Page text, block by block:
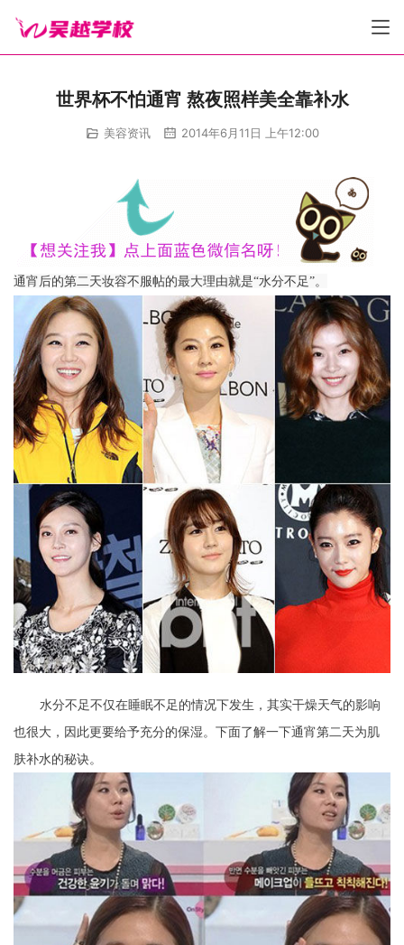
世界杯不怕通宵 熬夜照样美全靠补水
美容资讯 2014年6月11日 上午12:00
通宵后的第二天妆容不服帖的最大理由就是“水分不足”。
水分不足不仅在睡眠不足的情况下发生，其实干燥天气的影响
也很大，因此更要给予充分的保湿。下面了解一下通宵第二天为肌
肤补水的秘诀。